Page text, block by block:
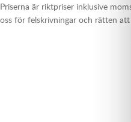
Övriga Kemprodukter
Kyl- & värmesystemdelar
Priserna är riktpriser inklusive
oss för felskrivningar och rätten